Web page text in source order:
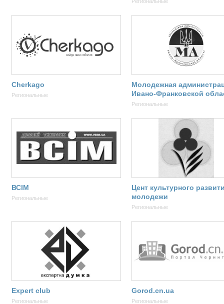
Cherkago
Региональные
Молодежная
Ивано-Франковской
Региональные
ВСІМ
Региональные
Цент культурного
молодежи
Региональные
Expert club
Региональные
Gorod.cn.ua
Региональные